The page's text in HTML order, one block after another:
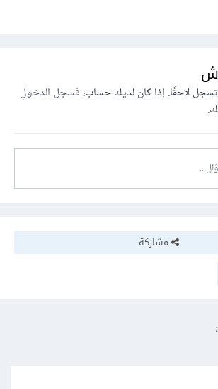
لاحقًا. إذا كان لديك حساب،فسجل الدخول
مشاركة